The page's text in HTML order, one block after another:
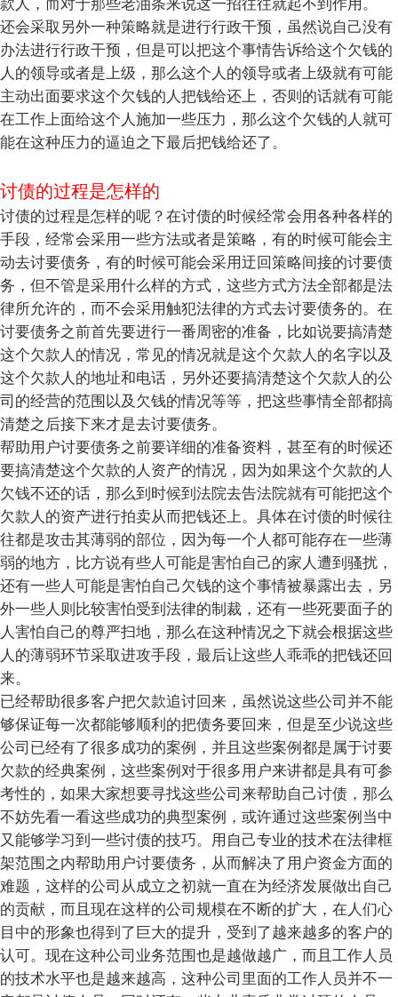
款人，而对于那些老油条来说这一招往往就起不到作用。
还会采取另外一种策略就是进行行政干预，虽然说自己没有
办法进行行政干预，但是可以把这个事情告诉给这个欠钱的
人的领导或者是上级，那么这个人的领导或者上级就有可能
主动出面要求这个欠钱的人把钱给还上，否则的话就有可能
在工作上面给这个人施加一些压力，那么这个欠钱的人就可
能在这种压力的逼迫之下最后把钱给还了。
讨债的过程是怎样的
讨债的过程是怎样的呢？在讨债的时候经常会用各种各样的
手段，经常会采用一些方法或者是策略，有的时候可能会主
动去讨要债务，有的时候可能会采用迂回策略间接的讨要债
务，但不管是采用什么样的方式，这些方式方法全部都是法
律所允许的，而不会采用触犯法律的方式去讨要债务的。在
讨要债务之前首先要进行一番周密的准备，比如说要搞清楚
这个欠款人的情况，常见的情况就是这个欠款人的名字以及
这个欠款人的地址和电话，另外还要搞清楚这个欠款人的公
司的经营的范围以及欠钱的情况等等，把这些事情全部都搞
清楚之后接下来才是去讨要债务。
帮助用户讨要债务之前要详细的准备资料，甚至有的时候还
要搞清楚这个欠款的人资产的情况，因为如果这个欠款的人
欠钱不还的话，那么到时候到法院去告法院就有可能把这个
欠款人的资产进行拍卖从而把钱还上。具体在讨债的时候往
往都是攻击其薄弱的部位，因为每一个人都可能存在一些薄
弱的地方，比方说有些人可能是害怕自己的家人遭到骚扰，
还有一些人可能是害怕自己欠钱的这个事情被暴露出去，另
外一些人则比较害怕受到法律的制裁，还有一些死要面子的
人害怕自己的尊严扫地，那么在这种情况之下就会根据这些
人的薄弱环节采取进攻手段，最后让这些人乖乖的把钱还回
来。
已经帮助很多客户把欠款追讨回来，虽然说这些公司并不能
够保证每一次都能够顺利的把债务要回来，但是至少说这些
公司已经有了很多成功的案例，并且这些案例都是属于讨要
欠款的经典案例，这些案例对于很多用户来讲都是具有可参
考性的，如果大家想要寻找这些公司来帮助自己讨债，那么
不妨先看一看这些成功的典型案例，或许通过这些案例当中
又能够学习到一些讨债的技巧。用自己专业的技术在法律框
架范围之内帮助用户讨要债务，从而解决了用户资金方面的
难题，这样的公司从成立之初就一直在为经济发展做出自己
的贡献，而且现在这样的公司规模在不断的扩大，在人们心
目中的形象也得到了巨大的提升，受到了越来越多的客户的
认可。现在这种公司业务范围也是越做越广，而且工作人员
的技术水平也是越来越高，这种公司里面的工作人员并不一